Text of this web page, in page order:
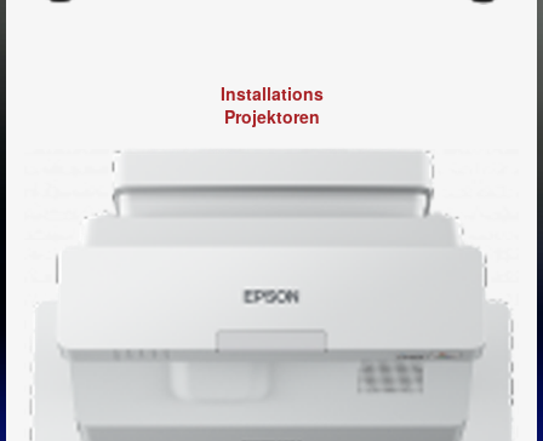
Installations
Projektoren